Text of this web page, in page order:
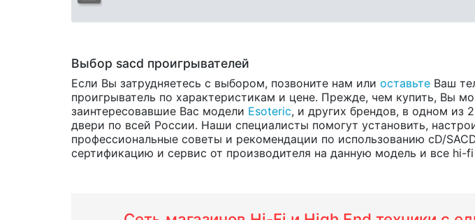
Выбор sacd проигрывателей
Если Вы затрудняетесь с выбором, позвоните нам или оставьте Ваш
проигрыватель по характеристикам и цене. Прежде, чем купить, Вы
заинтересовавшие Вас модели Esoteric, и других брендов, в одном из
двери по всей России. Наши специалисты помогут установить,
профессиональные советы и рекомендации по использованию cD/
сертификацию и сервис от производителя на данную модель и все hi-